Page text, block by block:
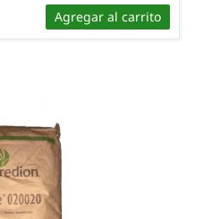
Agregar al carrito